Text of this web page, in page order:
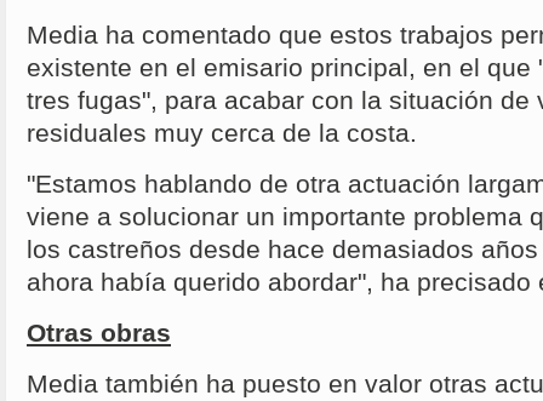
Media ha comentado que estos trabajos
existente en el emisario principal, en el que
tres fugas", para acabar con la situación de
residuales muy cerca de la costa.
"Estamos hablando de otra actuación
viene a solucionar un importante problema
los castreños desde hace demasiados
ahora había querido abordar", ha precisado
Otras obras
Media también ha puesto en valor otras